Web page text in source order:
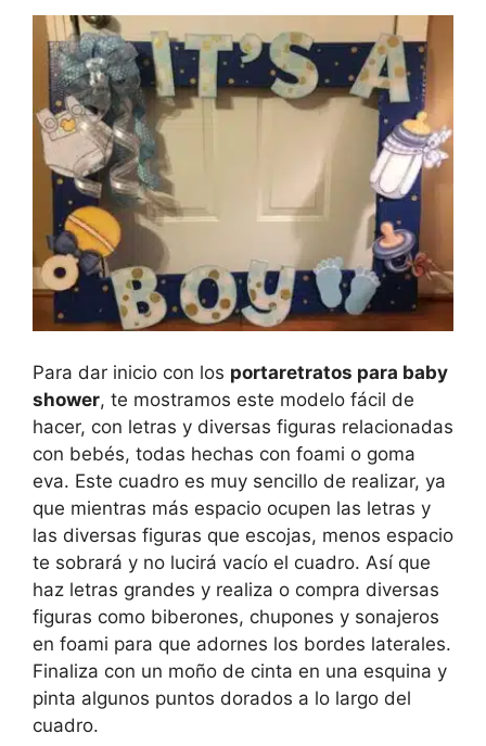
Para dar inicio con los portaretratos para baby
shower, te mostramos este modelo fácil de
hacer, con letras y diversas figuras relacionadas
con bebés, todas hechas con foami o goma
eva. Este cuadro es muy sencillo de realizar, ya
que mientras más espacio ocupen las letras y
las diversas figuras que escojas, menos espacio
te sobrará y no lucirá vacío el cuadro. Así que
haz letras grandes y realiza o compra diversas
figuras como biberones, chupones y sonajeros
en foami para que adornes los bordes laterales.
Finaliza con un moño de cinta en una esquina y
pinta algunos puntos dorados a lo largo del
cuadro.